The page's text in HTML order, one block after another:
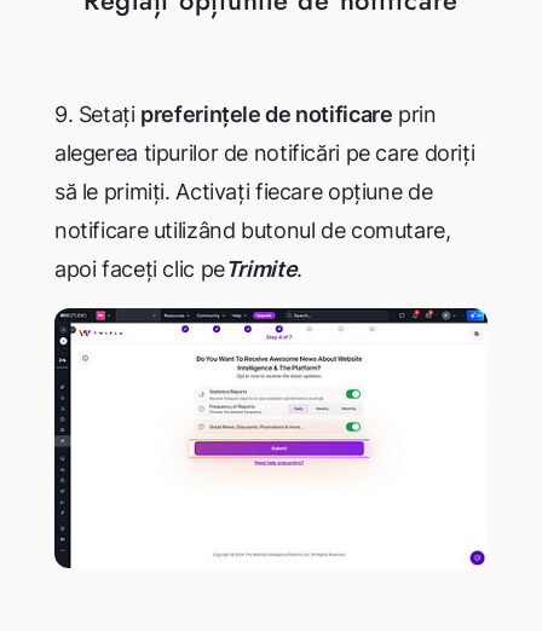
9. Setați preferințele de notificare prin
alegerea tipurilor de notificări pe care doriți
să le primiți. Activați fiecare opțiune de
notificare utilizând butonul de comutare,
apoi faceți clic peTrimite.